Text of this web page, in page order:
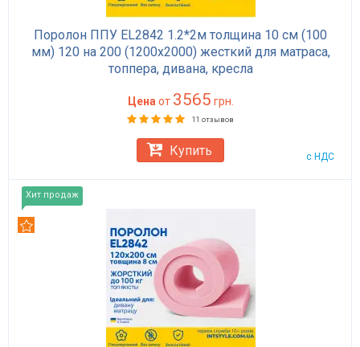
Поролон ППУ EL2842 1.2*2м толщина 10 см (100
мм) 120 на 200 (1200х2000) жесткий для матраса,
топпера, дивана, кресла
Цена от 3565 грн.
11 отзывов
с НДС
Купить
Хит продаж